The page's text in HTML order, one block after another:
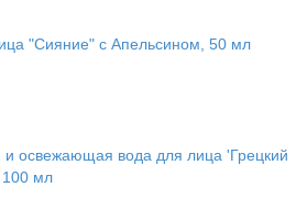
"Сияние" с Апельсином, 50 мл